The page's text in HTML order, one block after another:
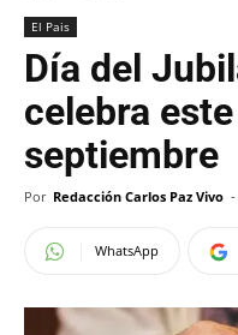
El Pais
Día del
celebra
septiembre
Por Redacción Carlos Paz Vivo -
WhatsApp